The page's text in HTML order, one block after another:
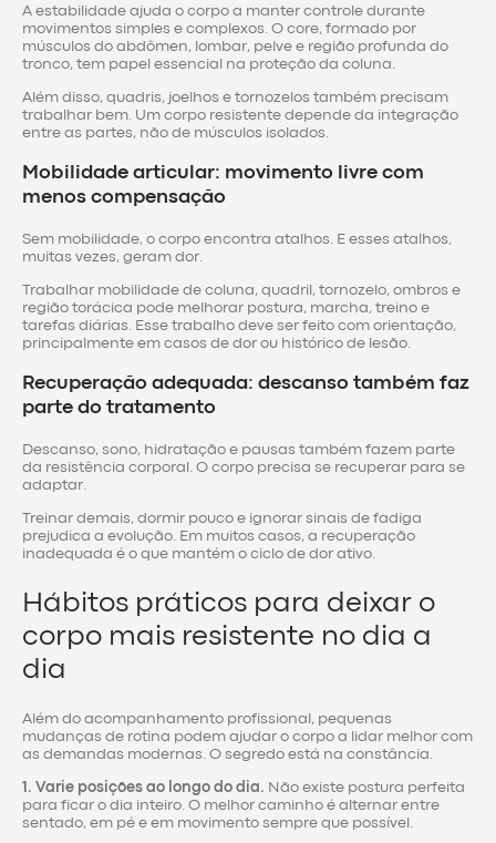
A estabilidade ajuda o corpo a manter controle durante
movimentos simples e complexos. O core, formado por
músculos do abdômen, lombar, pelve e região profunda do
tronco, tem papel essencial na proteção da coluna.
Além disso, quadris, joelhos e tornozelos também precisam
trabalhar bem. Um corpo resistente depende da integração
entre as partes, não de músculos isolados.
Mobilidade articular: movimento livre com
menos compensação
Sem mobilidade, o corpo encontra atalhos. E esses atalhos,
muitas vezes, geram dor.
Trabalhar mobilidade de coluna, quadril, tornozelo, ombros e
região torácica pode melhorar postura, marcha, treino e
tarefas diárias. Esse trabalho deve ser feito com orientação,
principalmente em casos de dor ou histórico de lesão.
Recuperação adequada: descanso também faz
parte do tratamento
Descanso, sono, hidratação e pausas também fazem parte
da resistência corporal. O corpo precisa se recuperar para se
adaptar.
Treinar demais, dormir pouco e ignorar sinais de fadiga
prejudica a evolução. Em muitos casos, a recuperação
inadequada é o que mantém o ciclo de dor ativo.
Hábitos práticos para deixar o
corpo mais resistente no dia a
dia
Além do acompanhamento profissional, pequenas
mudanças de rotina podem ajudar o corpo a lidar melhor com
as demandas modernas. O segredo está na constância.
1. Varie posições ao longo do dia. Não existe postura perfeita
para ficar o dia inteiro. O melhor caminho é alternar entre
sentado, em pé e em movimento sempre que possível.